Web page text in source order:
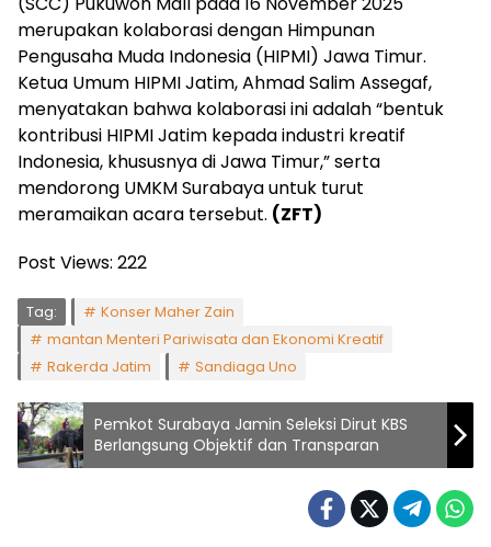
merupakan kolaborasi dengan Himpunan
Pengusaha Muda Indonesia (HIPMI) Jawa Timur.
Ketua Umum HIPMI Jatim, Ahmad Salim Assegaf,
menyatakan bahwa kolaborasi ini adalah “bentuk
kontribusi HIPMI Jatim kepada industri kreatif
Indonesia, khususnya di Jawa Timur,” serta
mendorong UMKM Surabaya untuk turut
meramaikan acara tersebut. (ZFT)
Post Views: 222
Tag:
Konser Maher Zain
mantan Menteri Pariwisata dan Ekonomi Kreatif
Rakerda Jatim
Sandiaga Uno
Pemkot Surabaya Jamin Seleksi Dirut KBS
Berlangsung Objektif dan Transparan